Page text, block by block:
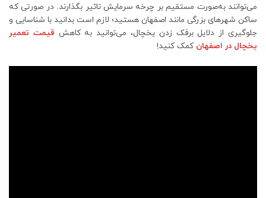
می‌توانند به‌صورت مستقیم بر چرخه سرمایش تاثیر بگذارند. در صورتی که
ساکن شهرهای بزرگی مانند اصفهان هستید؛ لازم است بدانید با شناسایی و
جلوگیری از دلایل برفک زدن یخچال، می‌توانید به کاهش قیمت تعمیر
یخچال در اصفهان کمک کنید!